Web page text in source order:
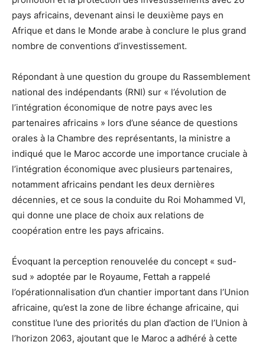
pays africains, devenant ainsi le deuxième pays en
Afrique et dans le Monde arabe à conclure le plus grand
nombre de conventions d’investissement.
Répondant à une question du groupe du Rassemblement
national des indépendants (RNI) sur « l’évolution de
l’intégration économique de notre pays avec les
partenaires africains » lors d’une séance de questions
orales à la Chambre des représentants, la ministre a
indiqué que le Maroc accorde une importance cruciale à
l’intégration économique avec plusieurs partenaires,
notamment africains pendant les deux dernières
décennies, et ce sous la conduite du Roi Mohammed VI,
qui donne une place de choix aux relations de
coopération entre les pays africains.
Évoquant la perception renouvelée du concept « sud-
sud » adoptée par le Royaume, Fettah a rappelé
l’opérationnalisation d’un chantier important dans l’Union
africaine, qu’est la zone de libre échange africaine, qui
constitue l’une des priorités du plan d’action de l’Union à
l’horizon 2063, ajoutant que le Maroc a adhéré à cette